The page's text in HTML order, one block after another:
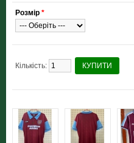
Розмір *
Кількість: КУПИТИ